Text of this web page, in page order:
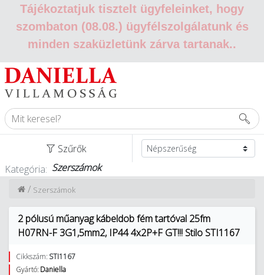
Tájékoztatjuk tisztelt ügyfeleinket, hogy
szombaton (08.08.) ügyfélszolgálatunk és
minden szaküzletünk zárva tartanak..
Szűrők
Kategória: Szerszámok
Szerszámok
/
2 pólusú műanyag kábeldob fém tartóval 25fm
H07RN-F 3G1,5mm2, IP44 4x2P+F GT!!! Stilo STI1167
Cikkszám: STI1167
Gyártó: Daniella